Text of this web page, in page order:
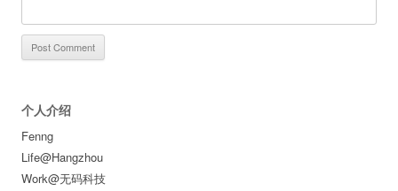
个人介绍
Fenng
Life@Hangzhou
Work@无码科技